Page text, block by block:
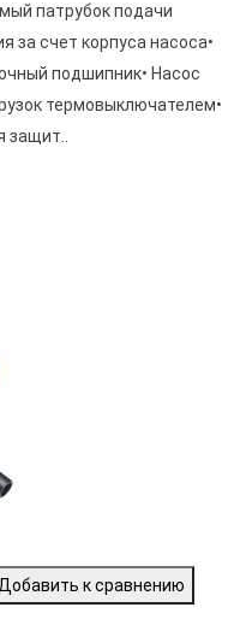
патрубок подачи
за счет корпуса насоса•
подшипник• Насос
термовыключателем•
защит..
Добавить к сравнению